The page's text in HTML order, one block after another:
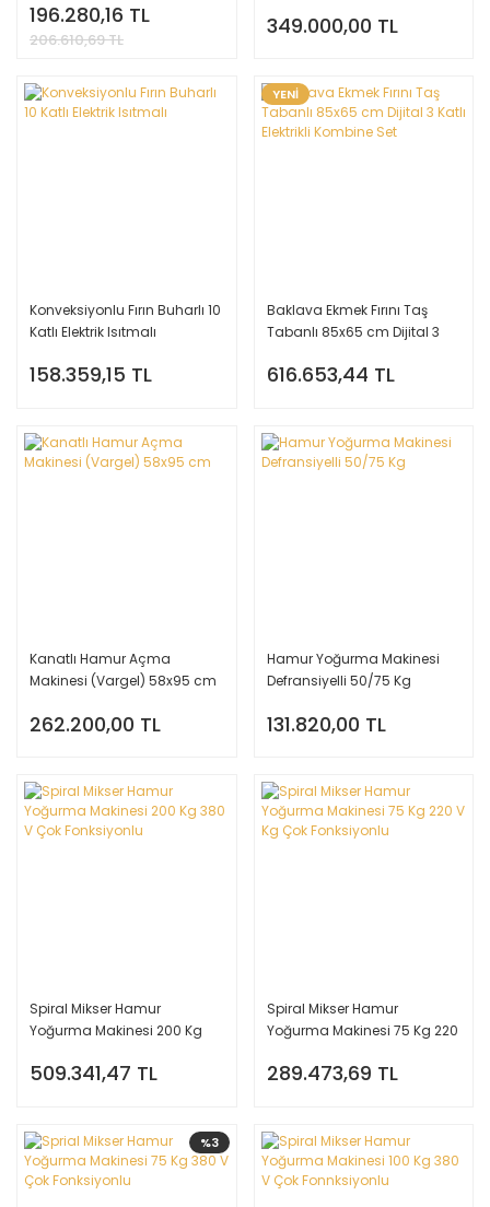
196.280,16 TL
206.610,69 TL
Mayalandırmalı
349.000,00 TL
Konveksiyonlu Fırın Buharlı 10
Katlı Elektrik Isıtmalı
158.359,15 TL
YENİ
Baklava Ekmek Fırını Taş
Tabanlı 85x65 cm Dijital 3
616.653,44 TL
Kanatlı Hamur Açma
Makinesi (Vargel) 58x95 cm
262.200,00 TL
Hamur Yoğurma Makinesi
Defransiyelli 50/75 Kg
131.820,00 TL
Spiral Mikser Hamur
Yoğurma Makinesi 200 Kg
509.341,47 TL
Spiral Mikser Hamur
Yoğurma Makinesi 75 Kg 220
289.473,69 TL
%3